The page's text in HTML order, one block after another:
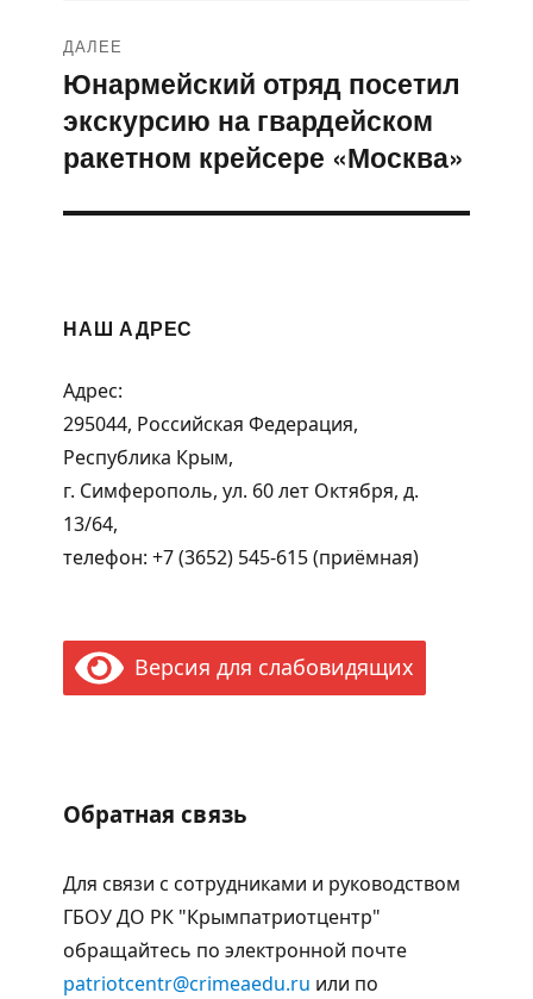
ДАЛЕЕ
Следующая
запись:
Юнармейский отряд посетил
экскурсию на гвардейском
ракетном крейсере «Москва»
НАШ АДРЕС
Адрес:
295044, Российская Федерация,
Республика Крым,
г. Симферополь, ул. 60 лет Октября, д.
13/64,
телефон: +7 (3652) 545-615 (приёмная)
Версия для слабовидящих
Обратная связь
Для связи с сотрудниками и руководством
ГБОУ ДО РК "Крымпатриотцентр"
обращайтесь по электронной почте
patriotcentr@crimeaedu.ru или по